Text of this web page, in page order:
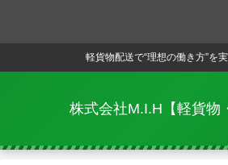
軽貨物配送で“理想の働き方”を
株式会社M.I.H【軽貨物